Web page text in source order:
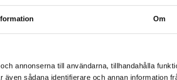
Om
annonserna till användarna, tillhandahålla
sådana identifierare och annan information
nyponochviljaforlag.se via
Språk:
Lättlästnivå: